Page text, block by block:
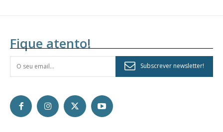
Fique atento!
Subscrever newsletter!